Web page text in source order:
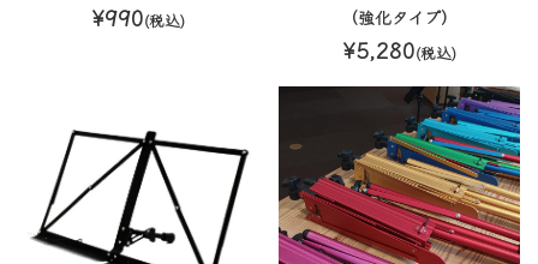
¥990(税込)
（強化タイプ）
¥5,280(税込)